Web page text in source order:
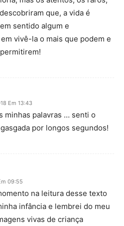
que, a vida é
sentido algum e
vivê-la o mais que podem e
Em 13:43
minhas palavras … senti o
por longos segundos!
09:55
na leitura desse texto
infância e lembrei do meu
vivas de criança